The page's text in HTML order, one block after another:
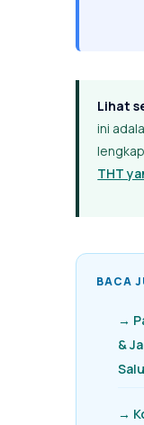
Lihat
ini
THT
BACA
→
&
→